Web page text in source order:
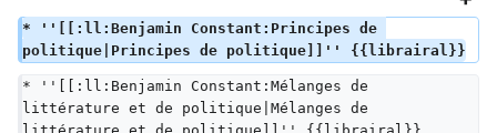
* ''[[:ll:Benjamin Constant:Principes de
politique|Principes de politique]]'' {{librairal}}
* ''[[:ll:Benjamin Constant:Mélanges de
littérature et de politique|Mélanges de